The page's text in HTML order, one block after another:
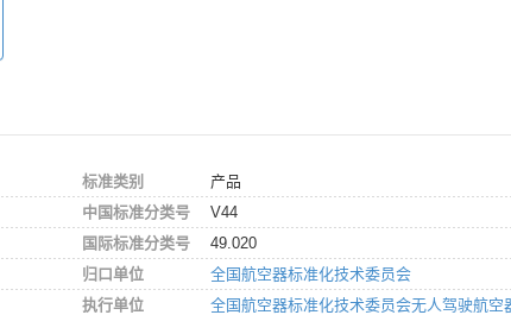
标准类别
产品
中国标准分类号
V44
国际标准分类号
49.020
归口单位
全国航空器标准化技术委员会
执行单位
全国航空器标准化技术委员会无人驾驶航空